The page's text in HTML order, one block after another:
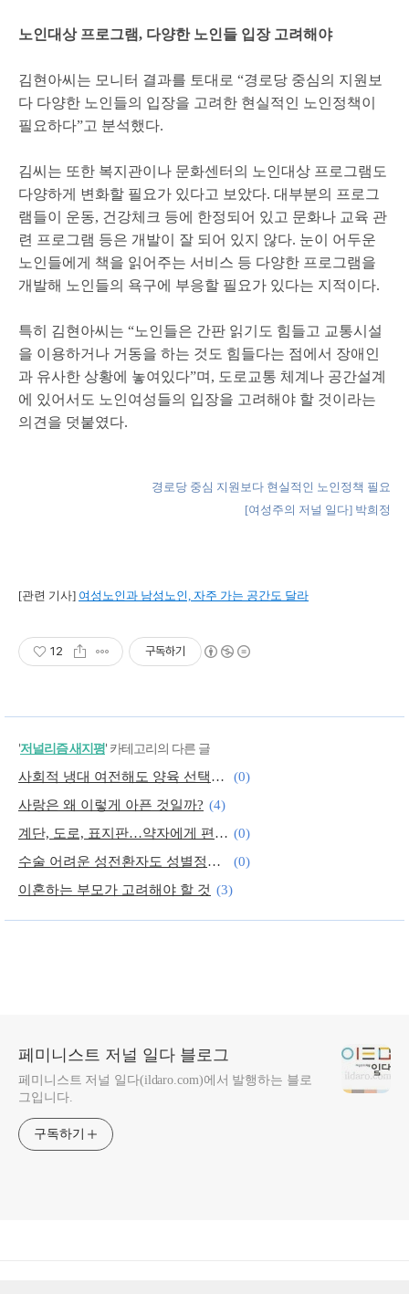
노인대상 프로그램, 다양한 노인들 입장 고려해야
김현아씨는 모니터 결과를 토대로 “경로당 중심의 지원보
다 다양한 노인들의 입장을 고려한 현실적인 노인정책이
필요하다”고 분석했다.
김씨는 또한 복지관이나 문화센터의 노인대상 프로그램도
다양하게 변화할 필요가 있다고 보았다. 대부분의 프로그
램들이 운동, 건강체크 등에 한정되어 있고 문화나 교육 관
련 프로그램 등은 개발이 잘 되어 있지 않다. 눈이 어두운
노인들에게 책을 읽어주는 서비스 등 다양한 프로그램을
개발해 노인들의 욕구에 부응할 필요가 있다는 지적이다.
특히 김현아씨는 “노인들은 간판 읽기도 힘들고 교통시설
을 이용하거나 거동을 하는 것도 힘들다는 점에서 장애인
과 유사한 상황에 놓여있다”며, 도로교통 체계나 공간설계
에 있어서도 노인여성들의 입장을 고려해야 할 것이라는
의견을 덧붙였다.
경로당 중심 지원보다 현실적인 노인정책 필요
[여성주의 저널 일다] 박희정
[관련 기사] 여성노인과 남성노인, 자주 가는 공간도 달라
12 구독하기
'저널리즘 새지평' 카테고리의 다른 글
사회적 냉대 여전해도 양육 선택하는 ‘리틀맘’들
(0)
사랑은 왜 이렇게 아픈 것일까? (4)
계단, 도로, 표지판…약자에게 편리하게 (0)
수술 어려운 성전환자도 성별정정 기회줘야
(0)
이혼하는 부모가 고려해야 할 것 (3)
최진실 죽음으로 불붙은 ‘친권’논란 대책은?
(19)
페미니스트 저널 일다 블로그
페미니스트 저널 일다(ildaro.com)에서 발행하는 블로
그입니다.
구독하기